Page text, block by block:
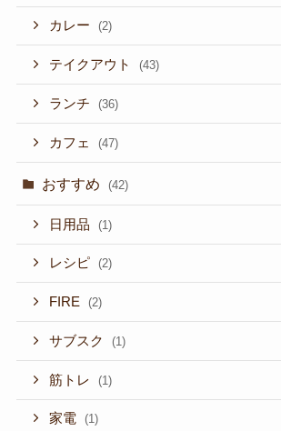
カレー (2)
テイクアウト (43)
ランチ (36)
カフェ (47)
おすすめ (42)
日用品 (1)
レシピ (2)
FIRE (2)
サブスク (1)
筋トレ (1)
家電 (1)